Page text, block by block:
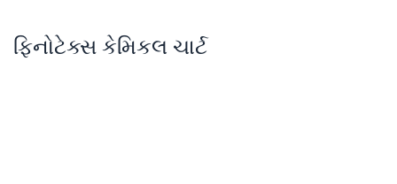
ફિનોટેક્સ કેમિકલ ચાર્ટ